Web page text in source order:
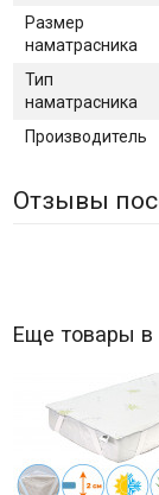
Размер
наматрасника
Тип
наматрасника
Производитель
Отзывы
Еще товары в